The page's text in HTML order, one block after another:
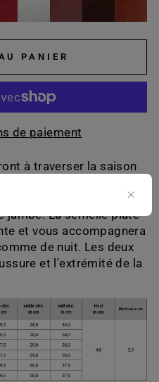
PANIER
de paiement
à traverser la saison
jambe. La semelle plate
et vous accompagnera
de nuit. Les deux
et l'extrémité de la